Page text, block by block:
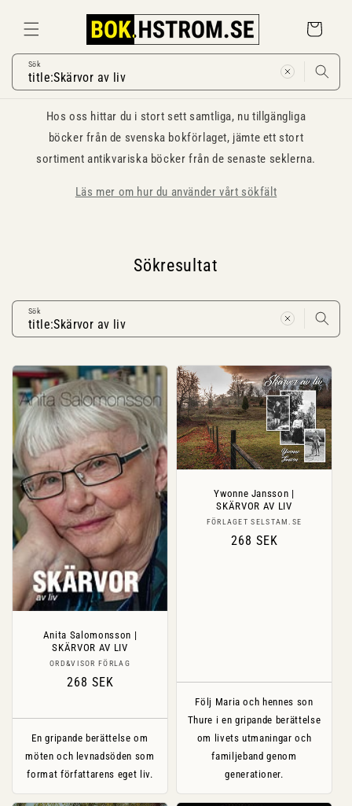
innehåll
Varukorg
Sök
Hos oss hittar du i stort sett samtliga, nu tillgängliga
böcker från de svenska bokförlaget, jämte ett stort
sortiment antikvariska böcker från de senaste seklerna.
Läs mer om hur du använder vårt sökfält
Sökresultat
Sök
Anita Salomonsson |
SKÄRVOR AV LIV
Säljare:
ORD&VISOR FÖRLAG
Ordinarie
268 SEK
En gripande berättelse om
möten och levnadsöden som
format författarens eget liv.
Ywonne Jansson |
SKÄRVOR AV LIV
Säljare:
FÖRLAGET SELSTAM.SE
Ordinarie
268 SEK
Följ Maria och hennes son
Thure i en gripande berättelse
om livets utmaningar och
familjeband genom
generationer.